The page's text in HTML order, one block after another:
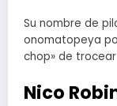
Su nombre de
onomatopeya
chop» de
Nico